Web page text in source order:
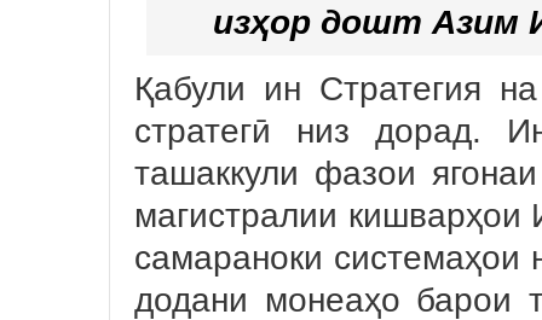
изҳор дошт Азим
Қабули ин Стратегия
стратегӣ низ дорад.
ташаккули фазои
магистралии
самараноки
додани монеаҳо барои